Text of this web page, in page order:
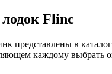
Flinc
представлены в
каждому выбрать